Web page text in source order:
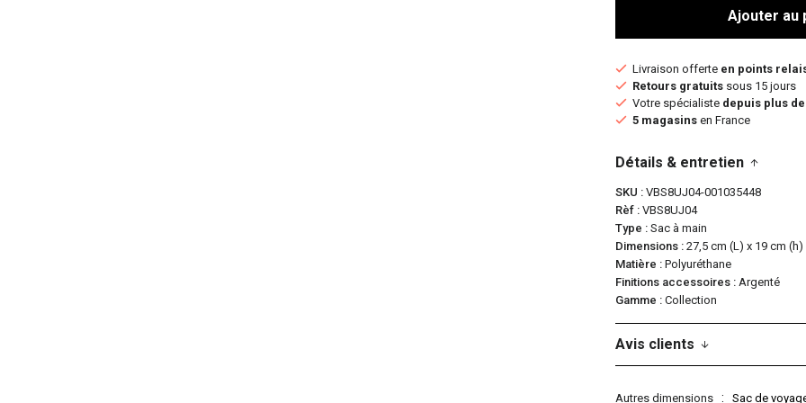
Ajouter au
Livraison offerte en points
Retours gratuits sous 15 jours
Votre spécialiste depuis plus
5 magasins en France
Détails & entretien
SKU
VBS8UJ04-001035448
Rèf
VBS8UJ04
Type
Sac à main
Dimensions
27,5 cm (L) x 19 cm
Matière
Polyuréthane
Finitions accessoires
Argenté
Gamme
Collection
Avis clients
Autres dimensions Sac de